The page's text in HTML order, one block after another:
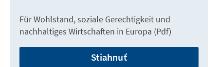
Für Wohlstand, soziale Gerechtigkeit und
nachhaltiges Wirtschaften in Europa (Pdf)
Stiahnuť